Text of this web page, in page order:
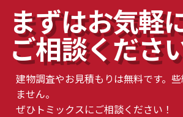
まずはお気軽
ご相談くださ
建物調査やお見積もりは無料です。
ません。
ぜひトミックスにご相談ください！